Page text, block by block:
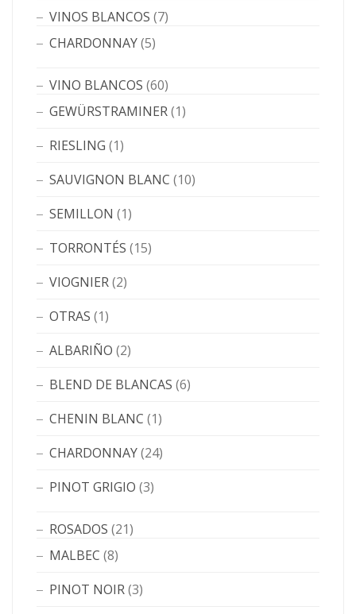
VINOS BLANCOS (7)
CHARDONNAY(5)
VINO BLANCOS (60)
GEWÜRSTRAMINER(1)
RIESLING (1)
SAUVIGNON BLANC (10)
SEMILLON (1)
TORRONTÉS (15)
VIOGNIER(2)
OTRAS (1)
ALBARIÑO (2)
BLEND DE BLANCAS (6)
CHENIN BLANC (1)
CHARDONNAY(24)
PINOT GRIGIO (3)
ROSADOS (21)
MALBEC (8)
PINOT NOIR(3)